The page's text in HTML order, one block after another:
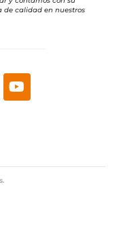
de calidad en nuestros